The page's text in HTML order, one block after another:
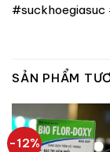
SẢN PHẨM
-12%